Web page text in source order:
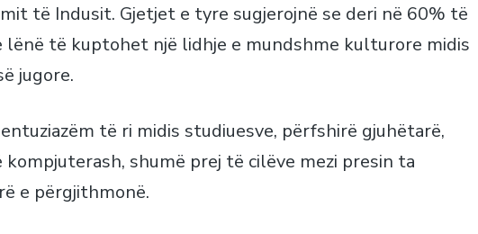
të Indusit. Gjetjet e tyre sugjerojnë se deri në 60% të
lënë të kuptohet një lidhje e mundshme kulturore midis
jugore.
të ri midis studiuesve, përfshirë gjuhëtarë,
shumë prej të cilëve mezi presin ta
e përgjithmonë.